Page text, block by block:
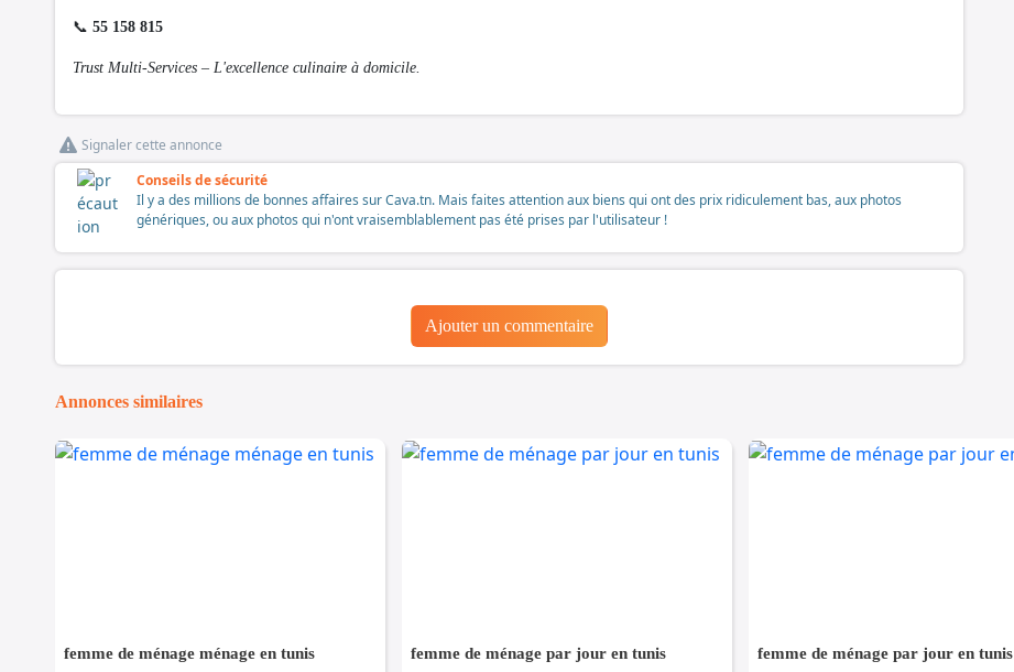
📞 55 158 815
Trust Multi-Services – L'excellence culinaire à domicile.
Signaler cette annonce
Conseils de sécurité
Il y a des millions de bonnes affaires sur Cava.tn. Mais faites attention aux biens qui ont des prix ridiculement bas, aux photos
génériques, ou aux photos qui n'ont vraisemblablement pas été prises par l'utilisateur !
Ajouter un commentaire
Annonces similaires
femme de ménage ménage en tunis femme de ménage par jour en tunis femme de ménage par jour en tunis